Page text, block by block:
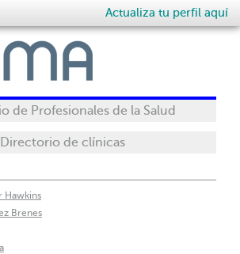
Actualiza tu perfil aquí
de Profesionales de la Salud
Directorio de clínicas
Hawkins
Brenes